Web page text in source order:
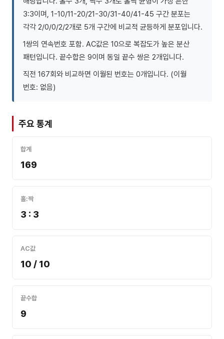
3:3이며, 1-10/11-20/21-30/31-40/41-45 구간 분포는
각각 2/0/0/2/2개로 5개 구간에 비교적 균등하게 분포입니다.
1쌍의 연속번호 포함. AC값은 10으로 복잡도가 높은 분산
패턴입니다. 끝수합은 9이며 동일 끝수 쌍은 2개입니다.
직전 167회와 비교하면 이월된 번호는 0개입니다. (이월
번호: 없음)
주요 통계
합계
169
홀:짝
3 : 3
AC값
10 / 10
끝수합
9